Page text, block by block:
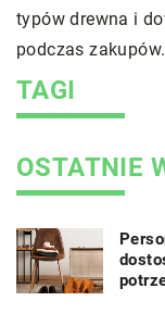
uwagę
TAGI
OSTATNIE